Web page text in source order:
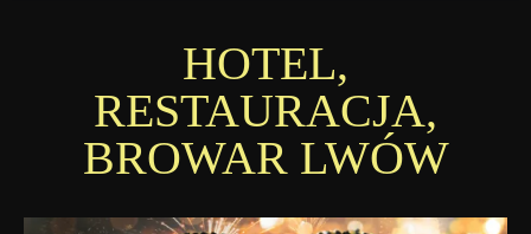
HOTEL,
RESTAURACJA,
BROWAR LWÓW